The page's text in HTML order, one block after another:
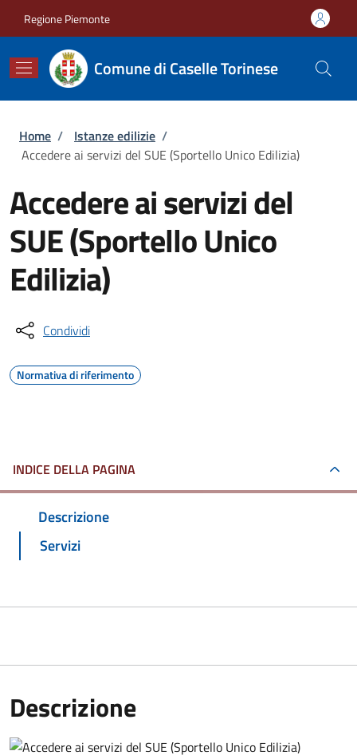
Regione Piemonte
Comune di Caselle Torinese
Briciole di pane
Home / Istanze edilizie /
Accedere ai servizi del SUE (Sportello Unico Edilizia)
Accedere ai servizi del
SUE (Sportello Unico
Edilizia)
Condividi
Normativa di riferimento
INDICE DELLA PAGINA
Descrizione
Servizi
Descrizione